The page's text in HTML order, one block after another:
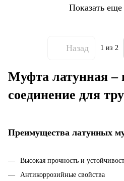
Показать еще
Назад 1 из 2
Муфта латунная –
соединение для
Преимущества латунных
Высокая прочность и
Антикоррозийные свойства